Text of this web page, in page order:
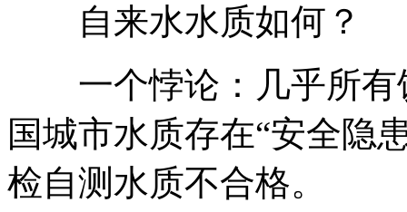
自来水水质如何？
一个悖论：几乎所有
国城市水质存在“安全隐
检自测水质不合格。